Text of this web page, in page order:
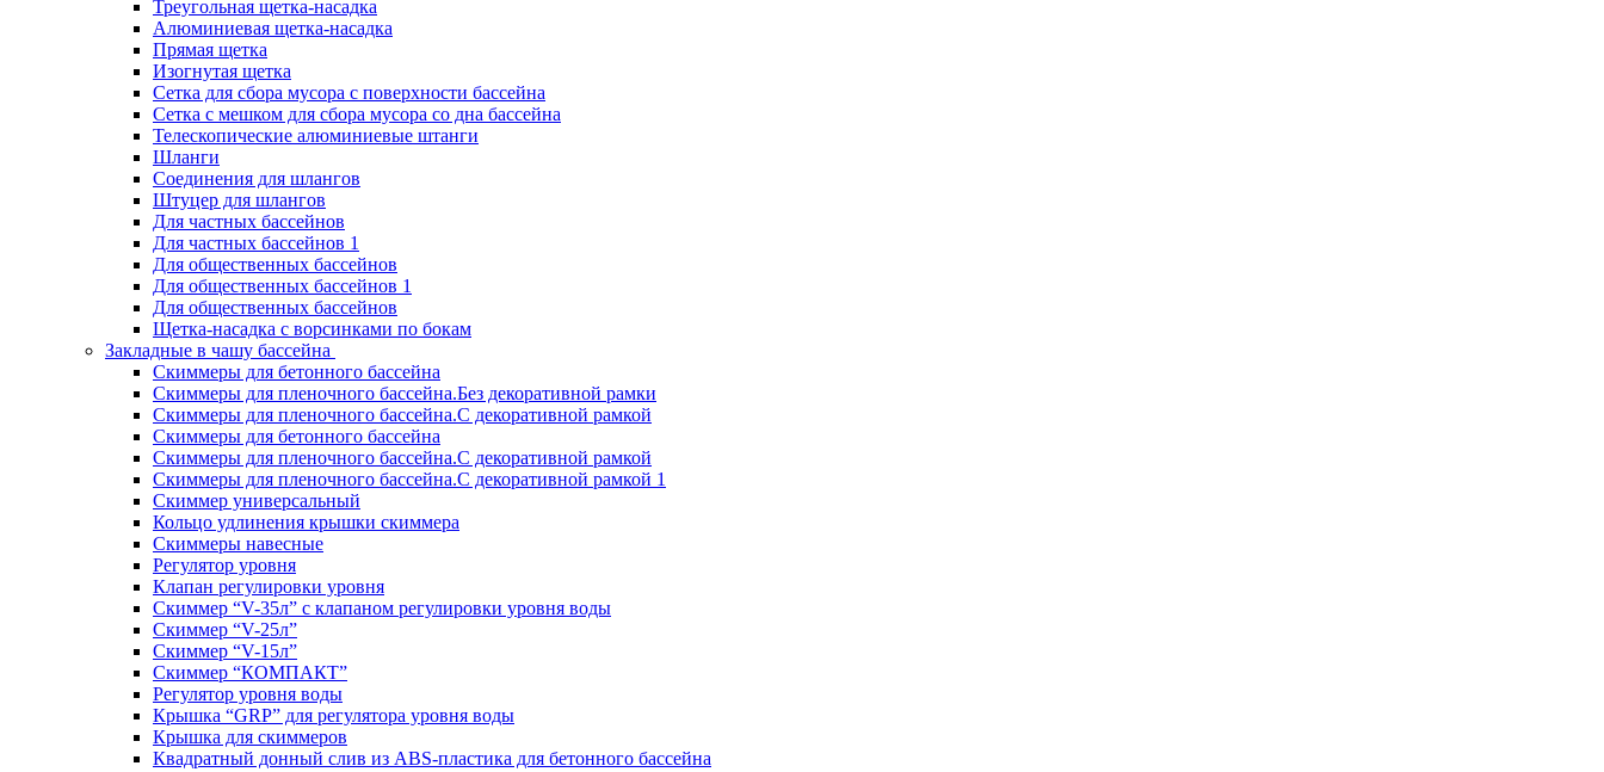
Треугольная щетка-насадка
Алюминиевая щетка-насадка
Прямая щетка
Изогнутая щетка
Сетка для сбора мусора с поверхности бассейна
Сетка с мешком для сбора мусора со дна бассейна
Телескопические алюминиевые штанги
Шланги
Соединения для шлангов
Штуцер для шлангов
Для частных бассейнов
Для частных бассейнов 1
Для общественных бассейнов
Для общественных бассейнов 1
Для общественных бассейнов
Щетка-насадка с ворсинками по бокам
Закладные в чашу бассейна
Скиммеры для бетонного бассейна
Скиммеры для пленочного бассейна.Без декоративной рамки
Скиммеры для пленочного бассейна.С декоративной рамкой
Скиммеры для бетонного бассейна
Скиммеры для пленочного бассейна.С декоративной рамкой
Скиммеры для пленочного бассейна.С декоративной рамкой 1
Скиммер универсальный
Кольцо удлинения крышки скиммера
Скиммеры навесные
Регулятор уровня
Клапан регулировки уровня
Скиммер “V-35л” с клапаном регулировки уровня воды
Скиммер “V-25л”
Скиммер “V-15л”
Скиммер “КОМПАКТ”
Регулятор уровня воды
Крышка “GRP” для регулятора уровня воды
Крышка для скиммеров
Квадратный донный слив из ABS-пластика для бетонного бассейна